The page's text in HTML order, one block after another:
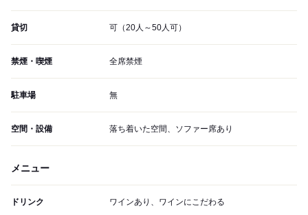
貸切 可（20人～50人可）
禁煙・喫煙 全席禁煙
駐車場 無
空間・設備 落ち着いた空間、ソファー席あり
メニュー
ドリンク ワインあり、ワインにこだわる